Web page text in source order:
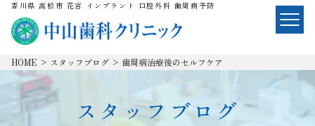
香川県 高松市 花宮 インプラント 口腔外科 歯周病予防
HOME > スタッフブログ > 歯周病治療後のセルフケア
スタッフブログ